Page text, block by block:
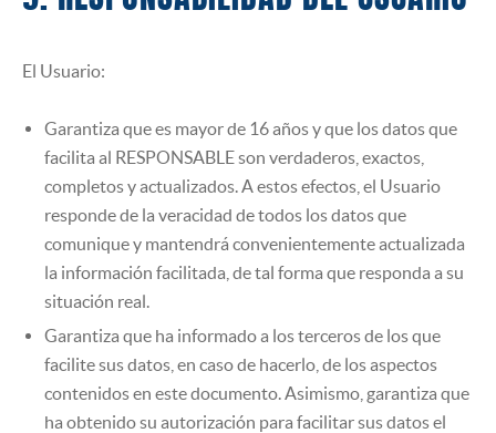
El Usuario:
Garantiza que es mayor de 16 años y que los datos que
facilita al RESPONSABLE son verdaderos, exactos,
completos y actualizados. A estos efectos, el Usuario
responde de la veracidad de todos los datos que
comunique y mantendrá convenientemente actualizada
la información facilitada, de tal forma que responda a su
situación real.
Garantiza que ha informado a los terceros de los que
facilite sus datos, en caso de hacerlo, de los aspectos
contenidos en este documento. Asimismo, garantiza que
ha obtenido su autorización para facilitar sus datos el